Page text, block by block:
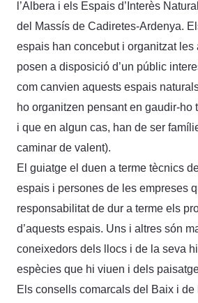
l’Albera i els Espais d’Interès
del Massís de Cadiretes-Ardenya.
espais han concebut i organitzat les
posen a disposició d’un públic
com canvien aquests espais
ho organitzen pensant en gaudir-ho
i que en algun cas, han de ser
caminar de valent).
El guiatge el duen a terme tècnics
espais i persones de les empreses
responsabilitat de dur a terme els
d’aquests espais. Uns i altres són
coneixedors dels llocs i de la seva
espècies que hi viuen i dels
Els consells comarcals del Baix i de